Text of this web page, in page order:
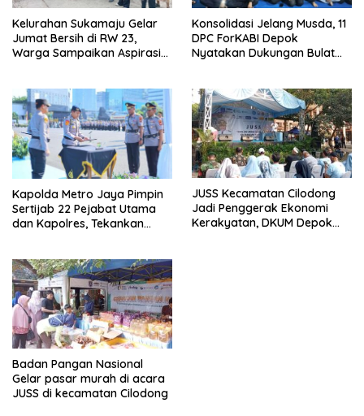
Kelurahan Sukamaju Gelar
Jumat Bersih di RW 23,
Warga Sampaikan Aspirasi
Konsolidasi Jelang Musda, 11
DPC ForKABI Depok
Nyatakan Dukungan Bulat
Kapolda Metro Jaya Pimpin
Sertijab 22 Pejabat Utama
dan Kapolres, Tekankan
JUSS Kecamatan Cilodong
Jadi Penggerak Ekonomi
Kerakyatan, DKUM Depok
Badan Pangan Nasional
Gelar pasar murah di acara
JUSS di kecamatan Cilodong